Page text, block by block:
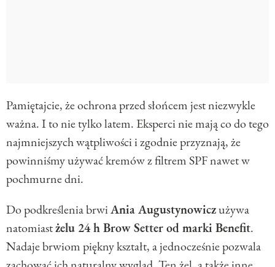
Pamiętajcie, że ochrona przed słońcem jest niezwykle
ważna. I to nie tylko latem. Eksperci nie mają co do tego
najmniejszych wątpliwości i zgodnie przyznają, że
powinniśmy używać kremów z filtrem SPF nawet w
pochmurne dni.
Do podkreślenia brwiAnia Augustynowiczużywa
natomiastżelu 24 h Brow Setter od marki Benefit.
Nadaje brwiom piękny kształt, a jednocześnie pozwala